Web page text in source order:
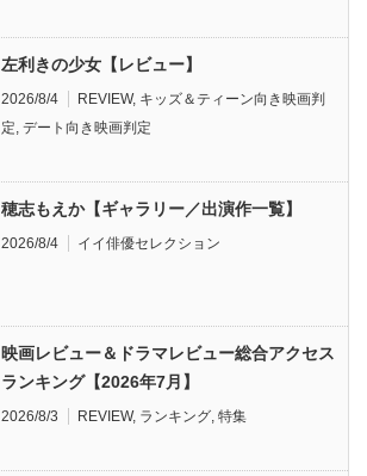
左利きの少女【レビュー】
2026/8/4 REVIEW, キッズ＆ティーン向き映画判
定 デート向き映画判定
穂志もえか【ギャラリー／出演作一覧】
2026/8/4 イイ俳優セレクション
映画レビュー＆ドラマレビュー総合アクセス
ランキング【2026年7月】
2026/8/3 REVIEW, ランキング 特集